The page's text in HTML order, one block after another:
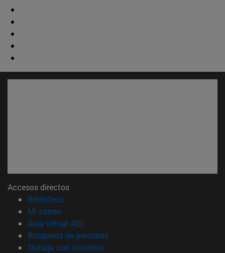
Accesos directos
Biblioteca
Mi correo(abre en nueva ventana)
Aula virtual ADI
Búsqueda de personas(abre en nueva ventana)
Trabaja con nosotros(abre en nueva ventana)